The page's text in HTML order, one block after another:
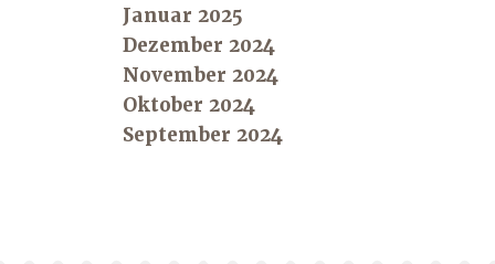
Januar 2025
Dezember 2024
November 2024
Oktober 2024
September 2024